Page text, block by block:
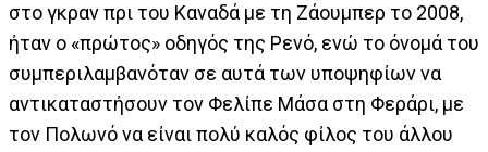
στο γκραν πρι του Καναδά με τη Ζάουμπερ το 2008,
ήταν ο «πρώτος» οδηγός της Ρενό, ενώ το όνομά του
συμπεριλαμβανόταν σε αυτά των υποψηφίων να
αντικαταστήσουν τον Φελίπε Μάσα στη Φεράρι, με
τον Πολωνό να είναι πολύ καλός φίλος του άλλου